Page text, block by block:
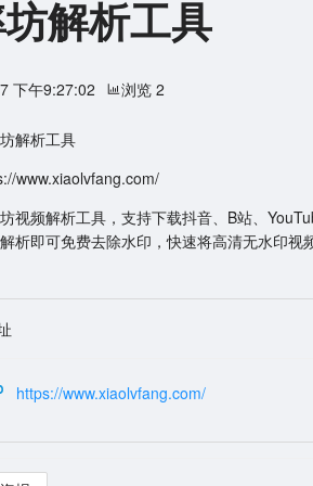
解析工具
下午9:27:02 浏览 2
解析工具
www.xiaolvfang.com/
视频解析工具，支持下载抖音、B站、
析即可免费去除水印，快速将高清无水印视
https://www.xiaolvfang.com/